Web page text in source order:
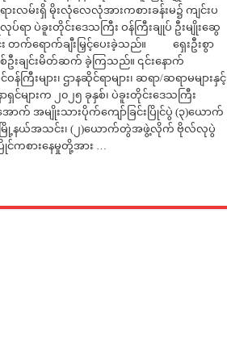
ားလမ်းရှိ မိုးလုံလေလုံအားကစားခန်းမ၌ ကျင်းပ
လုပ်ရာ ပဲခူးတိုင်းဒေသကြီး ဝန်ကြီးချုပ် ဦးမျိုးဆွေ
း တက်ရောက်ချီးမြှင့်ပေးခဲ့သည်။ ရှေးဦးစွာ
တစ်ဦးချင်းမိတ်ဆက် ခဲ့ကြသည်။ ၎င်းနောက်
ြီးများ၊ ဌာနဆိုင်ရာများ၊ ဆရာ/ဆရာမများနှင့်
ရှင်များက ၂၀၂၅ ခုနှစ်၊ ပဲခူးတိုင်းဒေသကြီး
ာက် အမျိုးသားပိုက်ကျော်ခြင်းပြိုင်ပွဲ (၃)ယောက်
ြို့နယ်အသင်း၊ (၂)ယောက်တွဲအဖွဲ့လိုက် ဗိုလ်လုပွဲ
ကစားနေမှုတို့အား …